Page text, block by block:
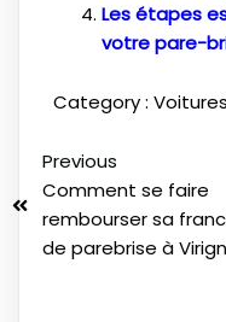
Les étapes
votre pare-
Category : Voitures
Previous
Comment se faire
rembourser sa
de parebrise à